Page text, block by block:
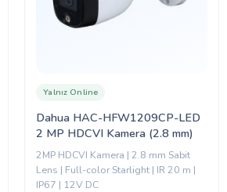
Dahua HAC-HFW1209CP-LED
2 MP HDCVI Kamera (2.8 mm)
Yalnız Online
2MP HDCVI Kamera | 2.8 mm Sabit
Lens | Full-color Starlight | IR 20 m |
IP67 | 12V DC